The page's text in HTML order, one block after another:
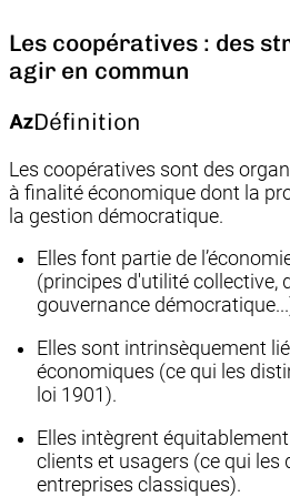
Les coopératives : des
agir en commun
Définition
Les coopératives sont des
à finalité économique dont la
la gestion démocratique.
Elles font partie de
(principes d'utilité collective,
gouvernance
Elles sont intrinsèquement
économiques (ce qui les
loi 1901).
Elles intègrent
clients et usagers (ce qui les
entreprises classiques).